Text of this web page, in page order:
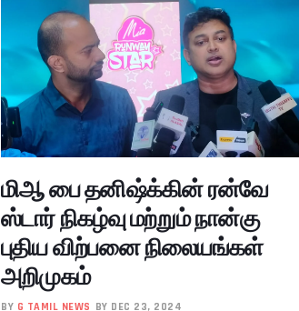
மிஆ பை தனிஷ்க்கின் ரன்வே
ஸ்டார் நிகழ்வு மற்றும் நான்கு
புதிய விற்பனை நிலையங்கள்
அறிமுகம்
BY G TAMIL NEWS BY DEC 23, 2024